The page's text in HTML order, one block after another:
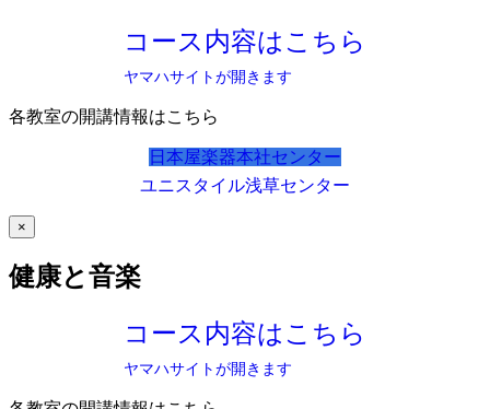
コース内容はこちら
ヤマハサイトが開きます
各教室の開講情報はこちら
日本屋楽器本社センター
ユニスタイル浅草センター
×
健康と音楽
コース内容はこちら
ヤマハサイトが開きます